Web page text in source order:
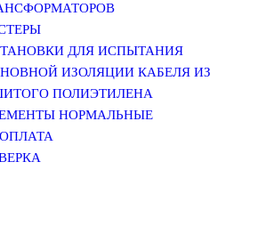
ДЛЯ ИСПЫТАНИЯ
ИЗОЛЯЦИИ КАБЕЛЯ ИЗ
ПОЛИЭТИЛЕНА
НОРМАЛЬНЫЕ